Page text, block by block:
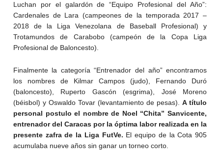
Luchan por el galardón de “Equipo Profesional del Año”:
Cardenales de Lara (campeones de la temporada 2017 –
2018 de la Liga Venezolana de Baseball Profesional) y
Trotamundos de Carabobo (campeón de la Copa Liga
Profesional de Baloncesto).
Finalmente la categoría “Entrenador del año” encontramos
los nombres de Kilmar Campos (judo), Fernando Duró
(baloncesto), Ruperto Gascón (esgrima), José Moreno
(béisbol) y Oswaldo Tovar (levantamiento de pesas).A título
personal postulo el nombre de Noel “Chita” Sanvicente,
entrenador del Caracas por la óptima labor realizada en la
presente zafra de la Liga FutVe. El equipo de la Cota 905
acumulaba nueve años sin ganar un torneo corto.